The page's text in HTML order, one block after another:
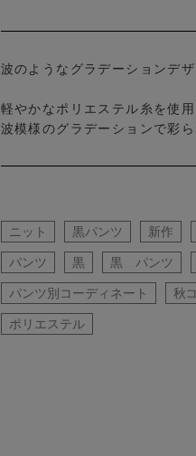
波のようなグラデーションデ
軽やかなポリエステル糸を使用
波模様のグラデーションで彩
ニット 黒パンツ 新作
パンツ 黒 黒 パンツ
パンツ別コーディネート 秋
ポリエステル